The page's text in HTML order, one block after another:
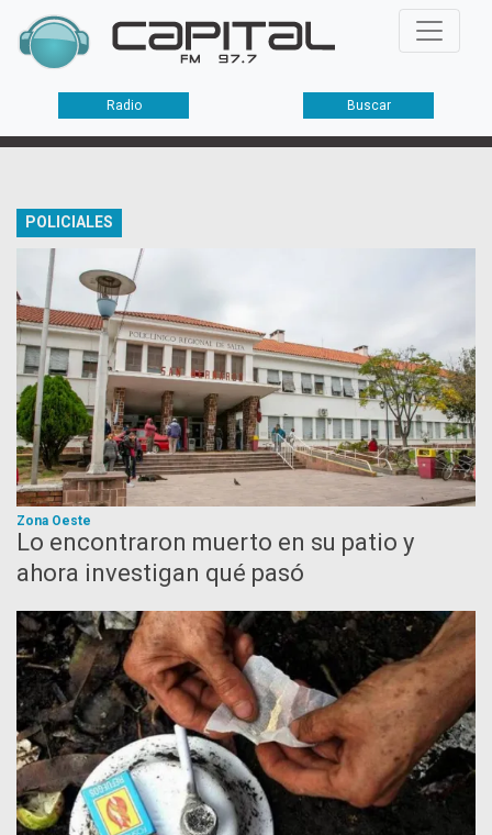
Radio Buscar
POLICIALES
Zona Oeste
Lo encontraron muerto en su patio y
ahora investigan qué pasó